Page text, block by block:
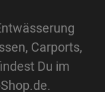
Carports,
Du im